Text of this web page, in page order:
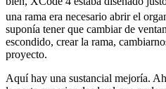
una rama era necesario abrir el
suponía tener que cambiar de
escondido, crear la rama,
proyecto.
Aquí hay una sustancial mejoría.